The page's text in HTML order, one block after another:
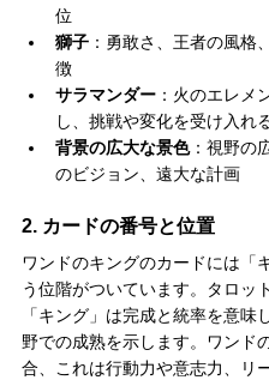
位
獅子 ：勇敢さ、王者の風格
徴
サラマンダー ：火のエレメ
し、挑戦や変化を受け入れ
背景の広大な景色：視野の
のビジョン、遠大な計画
2. カードの番号と位置
ワンドのキングのカードには「
う位階がついています。タロッ
「キング」は完成と統率を意味
野での成熟を示します。ワンド
合、これは行動力や意志力、リ